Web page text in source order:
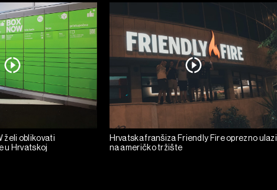
želi oblikovati
u Hrvatskoj
Hrvatska franšiza Friendly Fire oprezno ulazi
na američko tržište